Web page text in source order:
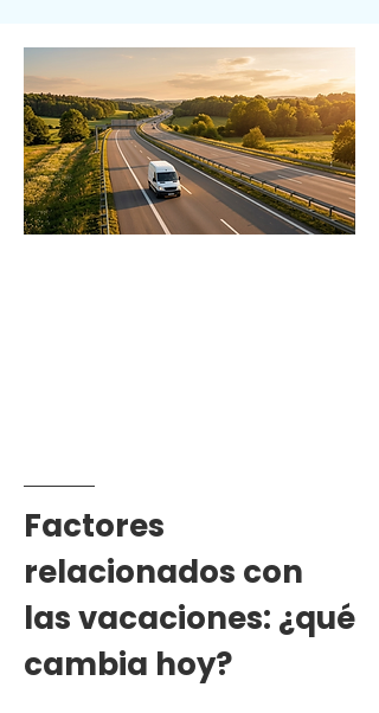
Factores
relacionados con
las vacaciones: ¿qué
cambia hoy?